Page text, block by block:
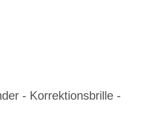
- Korrektionsbrille -